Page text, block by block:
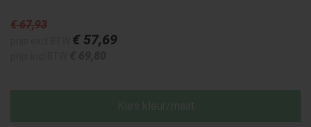
€ 67,93
€ 57,69